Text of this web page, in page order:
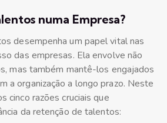
numa Empresa?
desempenha um papel vital nas
das empresas. Ela envolve não
mas também mantê-los engajados
a organização a longo prazo. Neste
cinco razões cruciais que
da retenção de talentos: